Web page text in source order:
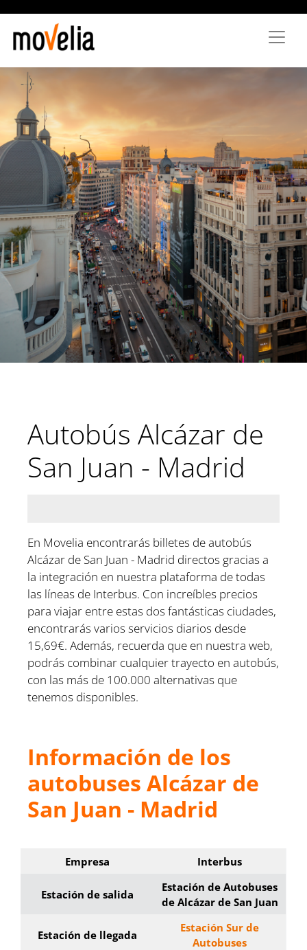
Autobús Alcázar de
San Juan - Madrid
En Movelia encontrarás billetes de autobús
Alcázar de San Juan - Madrid directos gracias a
la integración en nuestra plataforma de todas
las líneas de Interbus. Con increíbles precios
para viajar entre estas dos fantásticas ciudades,
encontrarás varios servicios diarios desde
15,69€. Además, recuerda que en nuestra web,
podrás combinar cualquier trayecto en autobús,
con las más de 100.000 alternativas que
tenemos disponibles.
Información de los
autobuses Alcázar de
San Juan - Madrid
Empresa Interbus
Estación de salida
Estación de Autobuses
de Alcázar de San Juan
Estación de llegada
Estación Sur de
Autobuses